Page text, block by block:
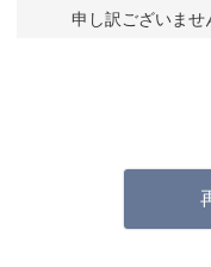
申し訳ございませ